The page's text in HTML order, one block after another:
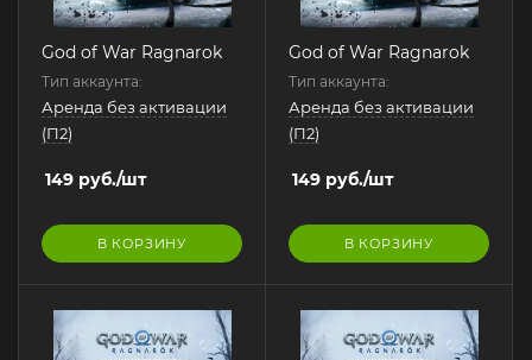
God of War Ragnarok
Тип аккаунта:
Аренда без активации
(П2)
149 руб./шт
В КОРЗИНУ
God of War Ragnarok
Тип аккаунта:
Аренда без активации
(П2)
149 руб./шт
В КОРЗИНУ